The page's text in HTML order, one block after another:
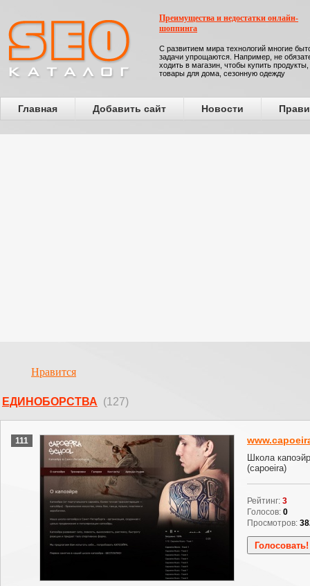
Преимущества и недостатки онлайн-
шоппинга
С развитием мира технологий многие
задачи упрощаются. Например, не
ходить в магазин, чтобы купить продукты,
товары для дома, сезонную одежду
Главная Добавить сайт Новости
Нравится
ЕДИНОБОРСТВА (127)
111
Школа
(capoeira)
Рейтинг: 3
Голосов: 0
Просмотров: